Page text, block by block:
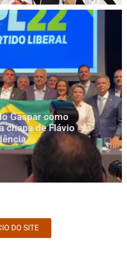
Gaspar como
chapa de Flávio
DO SITE